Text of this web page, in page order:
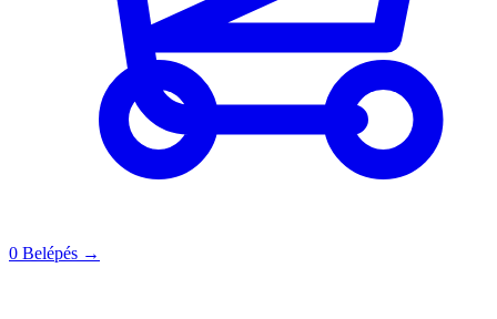
0 Belépés →